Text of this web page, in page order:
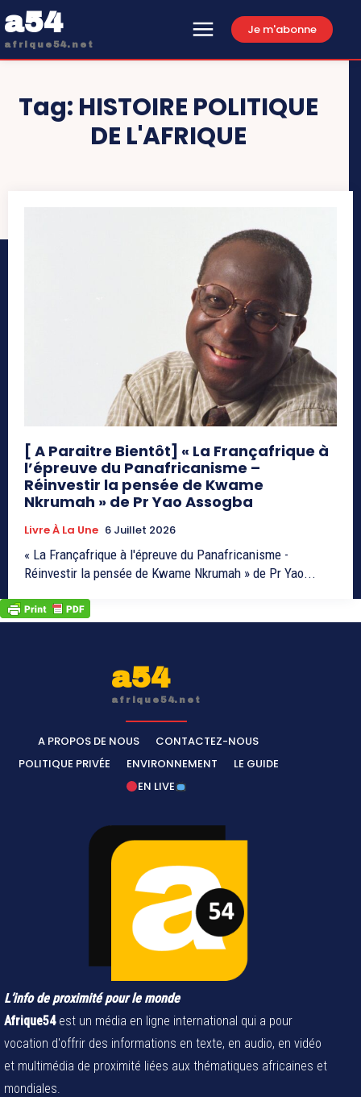
a54
afrique54.net
Je m'abonne
Tag: HISTOIRE POLITIQUE
DE L'AFRIQUE
[ A Paraitre Bientôt] « La Françafrique à
l’épreuve du Panafricanisme –
Réinvestir la pensée de Kwame
Nkrumah » de Pr Yao Assogba
Livre À La Une 6 Juillet 2026
« La Françafrique à l'épreuve du Panafricanisme -
Réinvestir la pensée de Kwame Nkrumah » de Pr Yao...
a54
afrique54.net
A PROPOS DE NOUS
CONTACTEZ-NOUS
POLITIQUE PRIVÉE
ENVIRONNEMENT
LE GUIDE
EN LIVE
L’info de proximité pour le monde
Afrique54est un média en ligne international qui a pour
vocation d'offrir des informations en texte, en audio, en vidéo
et multimédia de proximité liées aux thématiques africaines et
mondiales.